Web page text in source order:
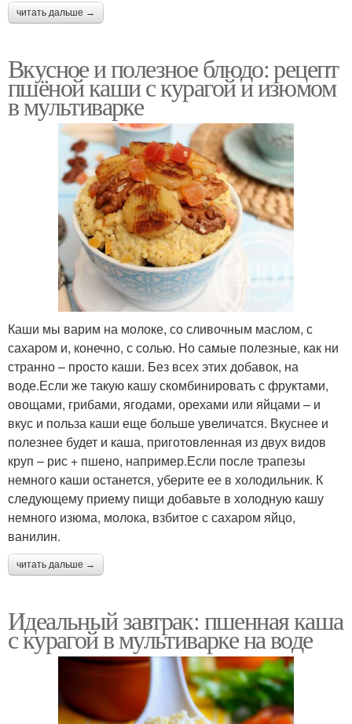
читать дальше →
Вкусное и полезное блюдо: рецепт
пшёной каши с курагой и изюмом
в мультиварке
Каши мы варим на молоке, со сливочным маслом, с
сахаром и, конечно, с солью. Но самые полезные, как ни
странно – просто каши. Без всех этих добавок, на
воде.Если же такую кашу скомбинировать с фруктами,
овощами, грибами, ягодами, орехами или яйцами – и
вкус и польза каши еще больше увеличатся. Вкуснее и
полезнее будет и каша, приготовленная из двух видов
круп – рис + пшено, например.Если после трапезы
немного каши останется, уберите ее в холодильник. К
следующему приему пищи добавьте в холодную кашу
немного изюма, молока, взбитое с сахаром яйцо,
ванилин.
читать дальше →
Идеальный завтрак: пшенная каша
с курагой в мультиварке на воде